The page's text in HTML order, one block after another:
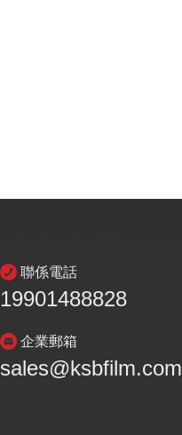
聯係電話
19901488828
企業郵箱
sales@ksbfilm.com